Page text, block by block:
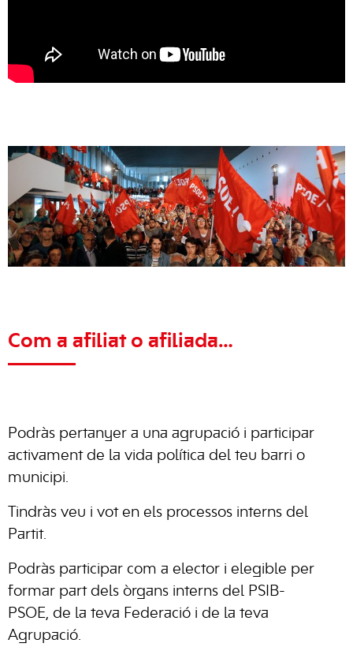
Com a afiliat o afiliada…
Podràs pertanyer a una agrupació i participar
activament de la vida política del teu barri o
municipi.
Tindràs veu i vot en els processos interns del
Partit.
Podràs participar com a elector i elegible per
formar part dels òrgans interns del PSIB-
PSOE, de la teva Federació i de la teva
Agrupació.